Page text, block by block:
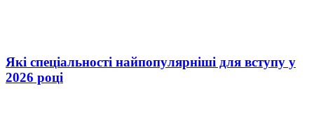
Які спеціальності найпопулярніші для вступу у
2026 році